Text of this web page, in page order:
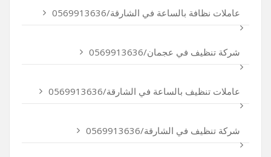
عاملات نظافة بالساعة في الشارقة/0569913636
شركة تنظيف في عجمان/0569913636
عاملات تنظيف بالساعة في الشارقة/0569913636
شركة تنظيف في الشارقة/0569913636